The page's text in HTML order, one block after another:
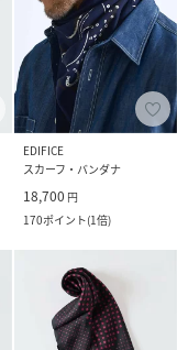
EDIFICE
スカーフ・バンダナ
18,700 円
170ポイント(1倍)